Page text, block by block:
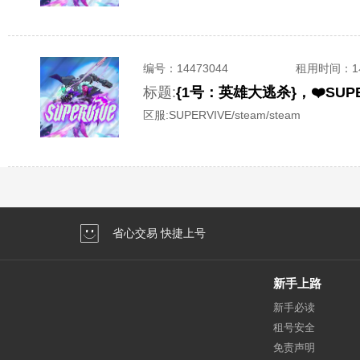
编号： 14473044 租用时间 ：
标题:
区服:SUPERVIVE/steam/steam
省心交易 快捷上号
新手上路
新手必读
租号安全
免责声明